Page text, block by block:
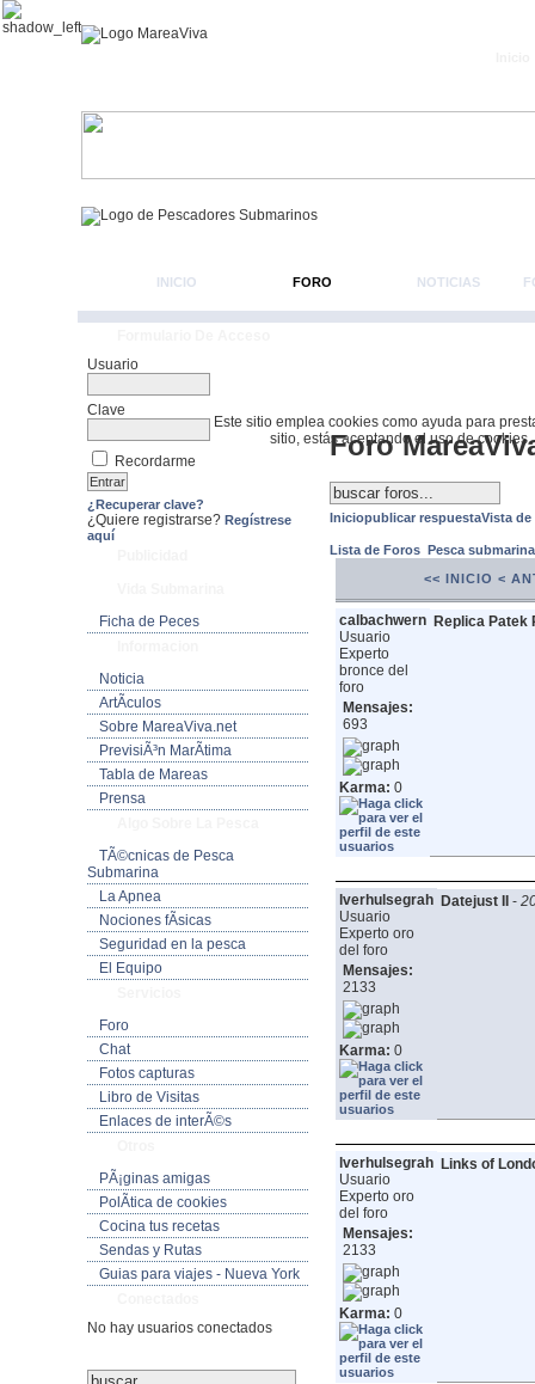
Este sitio emplea cookies como ayuda para
sitio, estás aceptando el uso de cookies.
INICIO FORO NOTICIAS
Usuario
Clave
Recordarme
¿Recuperar clave?
¿Quiere registrarse? Regístrese
aquí
Ficha de Peces
Noticia
ArtÃ­culos
Sobre MareaViva.net
PrevisiÃ³n MarÃ­tima
Tabla de Mareas
Prensa
TÃ©cnicas de Pesca
Submarina
La Apnea
Nociones fÃ­sicas
Seguridad en la pesca
El Equipo
Foro
Chat
Fotos capturas
Libro de Visitas
Enlaces de interÃ©s
PÃ¡ginas amigas
PolÃ­tica de cookies
Cocina tus recetas
Sendas y Rutas
Guias para viajes - Nueva York
No hay usuarios conectados
Foro
Iniciopublicar respuestaVista de
Lista de Foros Pesca
<< INICIO <
calbachwern
Usuario
Experto
bronce del
foro
Mensajes:
693
Karma: 0
Replica Patek
lverhulsegrah
Usuario
Experto oro
del foro
Mensajes:
2133
Karma: 0
Datejust II -
lverhulsegrah
Usuario
Experto oro
del foro
Mensajes:
2133
Karma: 0
Links of